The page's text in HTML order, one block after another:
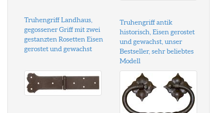
Truhengriff Landhaus,
gegossener Griff mit zwei
gestanzten Rosetten Eisen
gerostet und gewachst
Truhengriff antik
historisch, Eisen gerostet
und gewachst, unser
Bestseller, sehr beliebtes
Modell